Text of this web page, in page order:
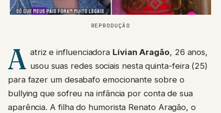
REPRODUÇÃO
A atriz e influenciadora Lívian Aragão, 26 anos,
usou suas redes sociais nesta quinta-feira (25)
para fazer um desabafo emocionante sobre o
bullying que sofreu na infância por conta de sua
aparência. A filha do humorista Renato Aragão, o